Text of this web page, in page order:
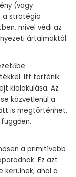
(vagy
a stratégia
mivel védi az
ártalmaktól.
Itt történik
kialakulása. Az
közvetlenül a
is megtörténhet,
a primitívebb
Ez azt
kerülnek, ahol a